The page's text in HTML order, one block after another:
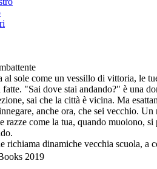
al sole come un vessillo di vittoria, le
fatte. "Sai dove stai andando?" è una
sai che la città è vicina. Ma
anche ora, che sei vecchio.
razze come la tua, quando muoiono,
richiama dinamiche vecchia scuola, a
2019